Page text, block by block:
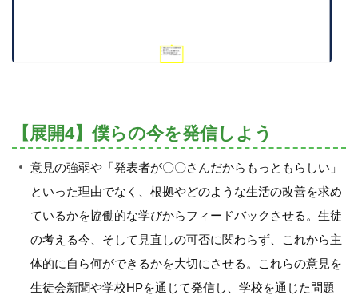
【展開4】僕らの今を発信しよう
意見の強弱や「発表者が〇〇さんだからもっともらしい」
といった理由でなく、根拠やどのような生活の改善を求め
ているかを協働的な学びからフィードバックさせる。生徒
の考える今、そして見直しの可否に関わらず、これから主
体的に自ら何ができるかを大切にさせる。これらの意見を
生徒会新聞や学校HPを通じて発信し、学校を通じた問題